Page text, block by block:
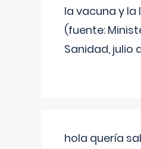
la vacuna y
(fuente:
Sanidad, julio
hola quería